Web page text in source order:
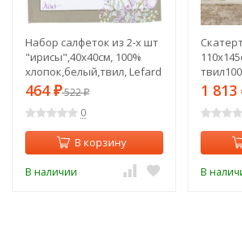
Набор салфеток из 2-х шт
"ирисы",40х40см, 100%
хлопок,белый,твил, Lefard
(850-743-8)
464 ₽522₽
0
В корзину
В наличии
20)
1 813
В